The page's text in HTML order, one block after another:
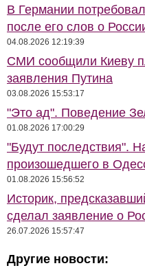
В Германии
после его слов о
04.08.2026 12:19:39
СМИ сообщили Киеву
заявления Путина
03.08.2026 15:53:17
"Это ад". Поведение
01.08.2026 17:00:29
"Будут последствия".
произошедшего в
01.08.2026 15:56:52
Историк,
сделал заявление о
26.07.2026 15:57:47
Другие новости: